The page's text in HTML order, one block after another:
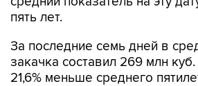
пять лет.
За последние семь дней в
закачка составил 269 млн
21,6% меньше среднего